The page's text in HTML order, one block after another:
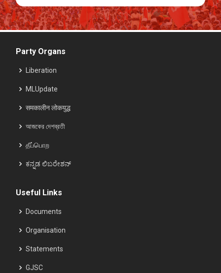
Party Organs
Liberation
MLUpdate
समकालीन लोकयुद्ध
আজকের দেশব্রতী
தீப்பொற
ಕನ್ನಡ ಲಿಬರೇಶನ್
Useful Links
Documents
Organisation
Statements
GJSC